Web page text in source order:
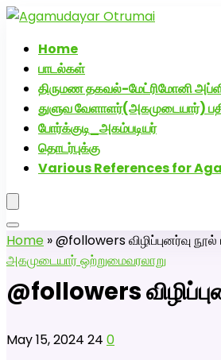
Home
பாடல்கள்
திருமண தகவல்-மேட்ரிமோனி
துளுவ வேளாளர்(அகமுடையார்)
போர்க்குடி_அகம்படியர்
தொடர்புக்கு
Various References for
Home »@followers விழிப்புனர்வு
அகமுடையார் ஒற்றுமைவரலாறு
@followers
May 15, 2024 24 0
அகமுடையார் திருமண